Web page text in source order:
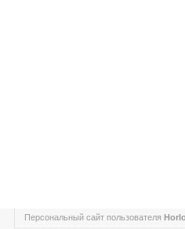
Персональный сайт пользователя